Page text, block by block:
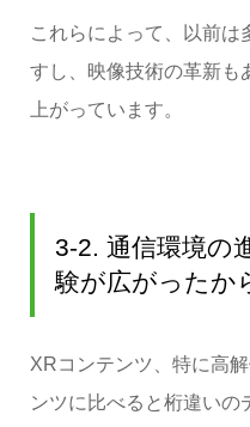
これらによって、以前は
すし、映像技術の革新も
上がっています。
3-2. 通信環境の
験が広がったか
XRコンテンツ、特に高
ンツに比べると桁違いの